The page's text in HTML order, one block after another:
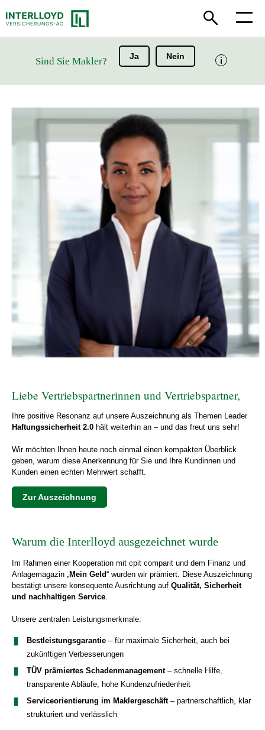
Sind Sie Makler? Ja Nein
Liebe Vertriebspartnerinnen und Vertriebspartner,
Ihre positive Resonanz auf unsere Auszeichnung als Themen Leader
Haftungssicherheit 2.0 hält weiterhin an – und das freut uns sehr!
Wir möchten Ihnen heute noch einmal einen kompakten Überblick
geben, warum diese Anerkennung für Sie und Ihre Kundinnen und
Kunden einen echten Mehrwert schafft.
Zur Auszeichnung
Warum die Interlloyd ausgezeichnet wurde
Im Rahmen einer Kooperation mit cpit comparit und dem Finanz und
Anlagemagazin „Mein Geld“ wurden wir prämiert. Diese Auszeichnung
bestätigt unsere konsequente Ausrichtung auf Qualität, Sicherheit
und nachhaltigen Service.
Unsere zentralen Leistungsmerkmale:
Bestleistungsgarantie – für maximale Sicherheit, auch bei
zukünftigen Verbesserungen
TÜV prämiertes Schadenmanagement– schnelle Hilfe,
transparente Abläufe, hohe Kundenzufriedenheit
Serviceorientierung im Maklergeschäft– partnerschaftlich, klar
strukturiert und verlässlich